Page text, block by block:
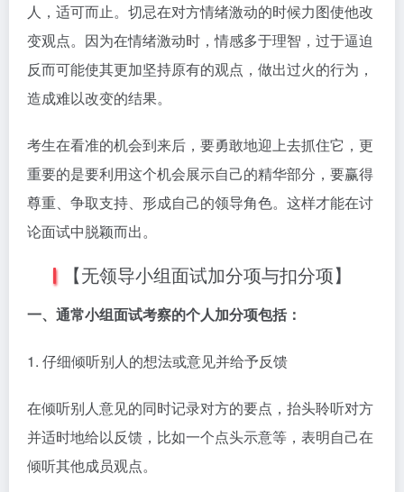
人，适可而止。切忌在对方情绪激动的时候力图使他改
变观点。因为在情绪激动时，情感多于理智，过于逼迫
反而可能使其更加坚持原有的观点，做出过火的行为，
造成难以改变的结果。
考生在看准的机会到来后，要勇敢地迎上去抓住它，更
重要的是要利用这个机会展示自己的精华部分，要赢得
尊重、争取支持、形成自己的领导角色。这样才能在讨
论面试中脱颖而出。
【无领导小组面试加分项与扣分项】
一、通常小组面试考察的个人加分项包括：
1. 仔细倾听别人的想法或意见并给予反馈
在倾听别人意见的同时记录对方的要点，抬头聆听对方
并适时地给以反馈，比如一个点头示意等，表明自己在
倾听其他成员观点。